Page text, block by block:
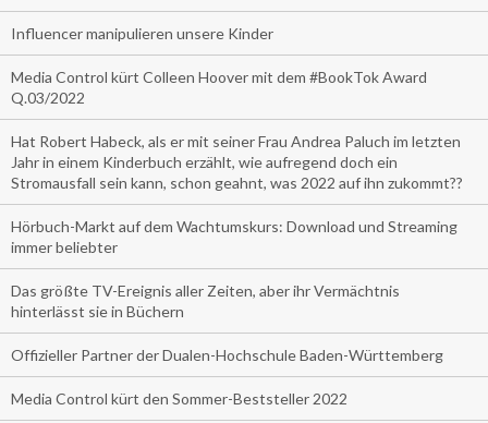
Influencer manipulieren unsere Kinder
Media Control kürt Colleen Hoover mit dem #BookTok Award
Q.03/2022
Hat Robert Habeck, als er mit seiner Frau Andrea Paluch im letzten
Jahr in einem Kinderbuch erzählt, wie aufregend doch ein
Stromausfall sein kann, schon geahnt, was 2022 auf ihn zukommt??
Hörbuch-Markt auf dem Wachtumskurs: Download und Streaming
immer beliebter
Das größte TV-Ereignis aller Zeiten, aber ihr Vermächtnis
hinterlässt sie in Büchern
Offizieller Partner der Dualen-Hochschule Baden-Württemberg
Media Control kürt den Sommer-Beststeller 2022